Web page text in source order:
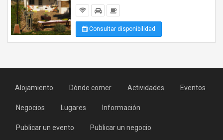
Consultar disponibilidad
Alojamiento Dónde comer Actividades Eventos
Negocios Lugares Información
Publicar un evento Publicar un negocio